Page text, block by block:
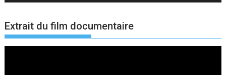
Extrait du film documentaire